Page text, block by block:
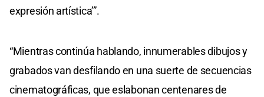
expresión artística’”.
“Mientras continúa hablando, innumerables dibujos y
grabados van desfilando en una suerte de secuencias
cinematográficas, que eslabonan centenares de